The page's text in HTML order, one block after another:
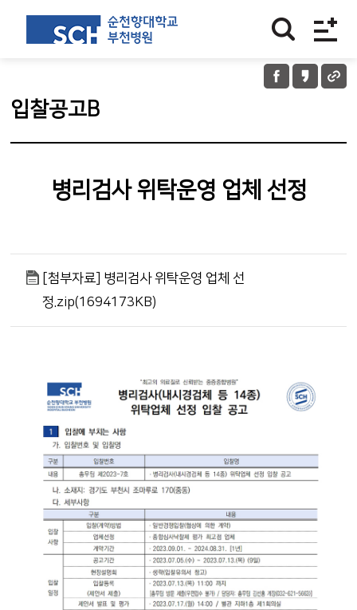
입찰공고B
병리검사 위탁운영 업체 선정
[첨부자료] 병리검사 위탁운영 업체 선
정.zip(1694173KB)